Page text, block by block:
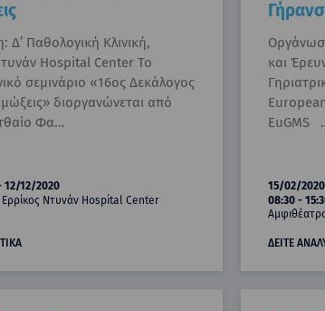
Δ’ Παθολογική Κλινική,
Hospital Center To
σεμινάριο «16ος Δεκάλογος
διοργανώνεται από
Φα…
12/12/2020
Ντυνάν Hospital Center
και
EuGMS
15/02/
08:30 -
ΔΕΙΤΕ